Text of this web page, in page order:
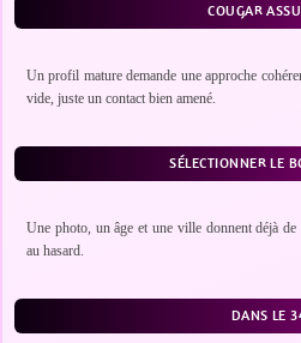
COUGAR
Un profil mature demande une approche
vide, juste un contact bien amené.
SÉLECTIONNER LE
Une photo, un âge et une ville donnent déjà
au hasard.
DANS LE